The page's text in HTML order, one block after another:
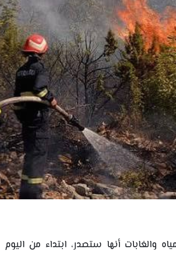
والغابات أنها ستصدر، ابتداء من اليوم